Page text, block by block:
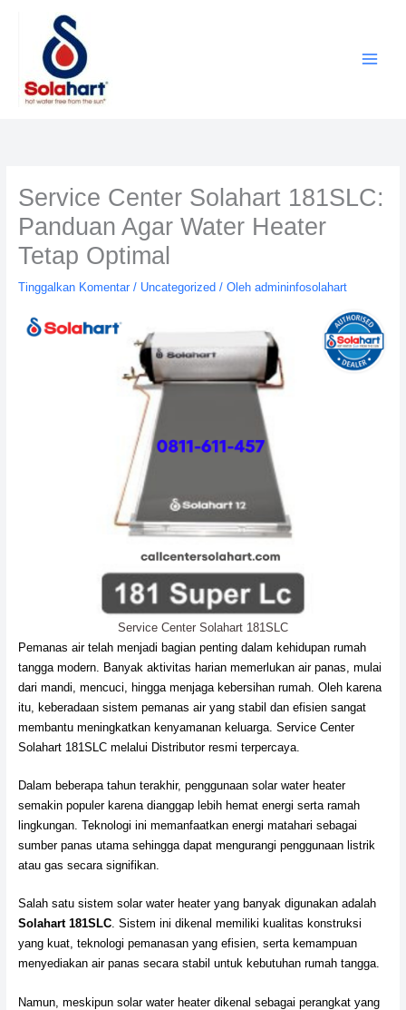
Service Center Solahart 181SLC:
Panduan Agar Water Heater
Tetap Optimal
Tinggalkan Komentar / Uncategorized/ Oleh admininfosolahart
Service Center Solahart 181SLC
Pemanas air telah menjadi bagian penting dalam kehidupan rumah
tangga modern. Banyak aktivitas harian memerlukan air panas, mulai
dari mandi, mencuci, hingga menjaga kebersihan rumah. Oleh karena
itu, keberadaan sistem pemanas air yang stabil dan efisien sangat
membantu meningkatkan kenyamanan keluarga. Service Center
Solahart 181SLC melalui Distributor resmi terpercaya.
Dalam beberapa tahun terakhir, penggunaan solar water heater
semakin populer karena dianggap lebih hemat energi serta ramah
lingkungan. Teknologi ini memanfaatkan energi matahari sebagai
sumber panas utama sehingga dapat mengurangi penggunaan listrik
atau gas secara signifikan.
Salah satu sistem solar water heater yang banyak digunakan adalah
Solahart 181SLC. Sistem ini dikenal memiliki kualitas konstruksi
yang kuat, teknologi pemanasan yang efisien, serta kemampuan
menyediakan air panas secara stabil untuk kebutuhan rumah tangga.
Namun, meskipun solar water heater dikenal sebagai perangkat yang